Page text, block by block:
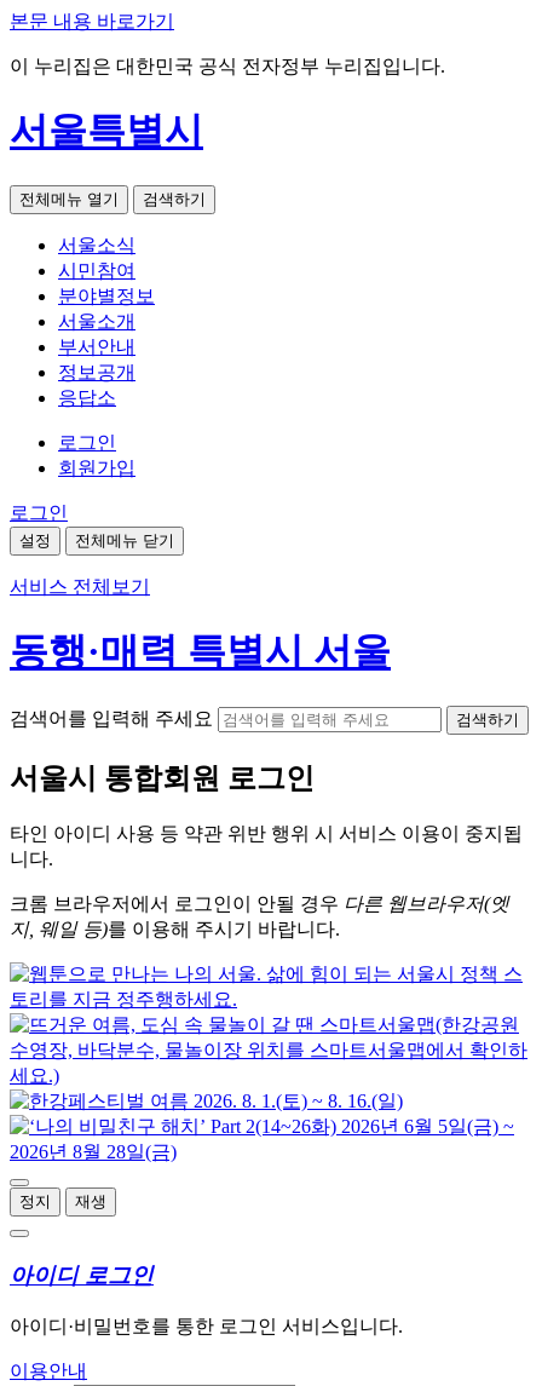
본문 내용 바로가기
이 누리집은 대한민국 공식 전자정부 누리집입니다.
서울특별시
전체메뉴 열기 검색하기
서울소식
시민참여
분야별정보
서울소개
부서안내
정보공개
응답소
로그인
회원가입
로그인
설정 전체메뉴 닫기
서비스 전체보기
동행·매력 특별시 서울
검색어를 입력해 주세요 검색하기
서울시 통합회원 로그인
타인 아이디 사용 등 약관 위반 행위 시 서비스 이용이 중지됩
니다.
크롬 브라우저에서 로그인이 안될 경우 다른 웹브라우저(엣
지, 웨일 등)를 이용해 주시기 바랍니다.
정지 재생
아이디 로그인
아이디·비밀번호를 통한 로그인 서비스입니다.
이용안내